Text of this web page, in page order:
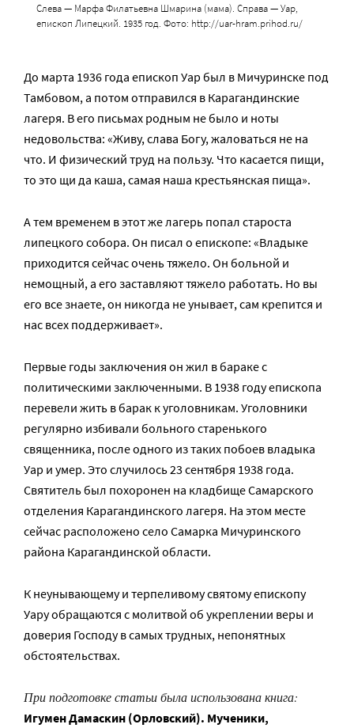
Слева — Марфа Филатьевна Шмарина (мама). Справа — Уар,
епископ Липецкий. 1935 год. Фото: http://uar-hram.prihod.ru/
До марта 1936 года епископ Уар был в Мичуринске под
Тамбовом, а потом отправился в Карагандинские
лагеря. В его письмах родным не было и ноты
недовольства: «Живу, слава Богу, жаловаться не на
что. И физи­че­ский труд на поль­зу. Что ка­са­ет­ся пи­щи,
то это щи да ка­ша, са­мая на­ша кре­стьян­ская пи­ща».
А тем временем в этот же лагерь попал староста
липецкого собора. Он писал о епископе: «Вла­ды­ке
при­хо­дит­ся сей­час очень тя­же­ло. Он боль­ной и
немощ­ный, а его за­став­ля­ют тя­же­ло ра­бо­тать. Но вы
его все зна­е­те, он ни­ко­гда не уны­ва­ет, сам кре­пит­ся и
нас всех под­дер­жи­ва­ет».
Первые годы заключения он жил в бараке с
политическими заключенными. В 1938 году епископа
перевели жить в барак к уголовникам. Уголовники
регулярно избивали больного старенького
священника, после одного из таких побоев владыка
Уар и умер. Это случилось 23 сентября 1938 года.
Святитель был похоронен на кладбище Самарского
отделения Карагандинского лагеря. На этом месте
сейчас расположено село Самарка Мичуринского
района Карагандинской области.
К неунывающему и терпеливому святому епископу
Уару обращаются с молитвой об укреплении веры и
доверия Господу в самых трудных, непонятных
обстоятельствах.
При подготовке статьи была использована книга:
Игумен Дамаскин (Орловский). Мученики,